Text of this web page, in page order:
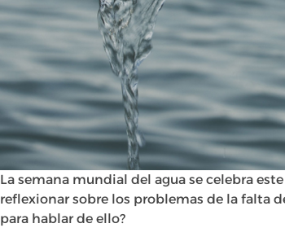
La semana mundial del agua se celebra
reflexionar sobre los problemas de la falta
para hablar de ello?